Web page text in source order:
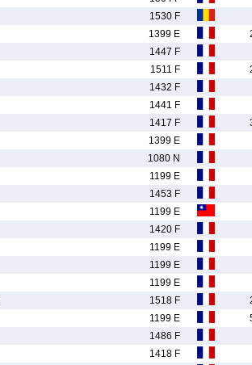
1530 F
1399 E
1447 F
1511 F
1432 F
1441 F
1417 F
1399 E
1080 N
1199 E
1453 F
1199 E
1420 F
1199 E
1199 E
1199 E
1518 F
1199 E
1486 F
1418 F